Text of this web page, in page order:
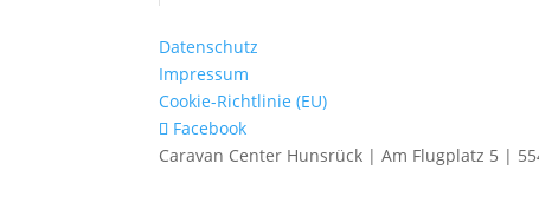
Datenschutz
Impressum
Cookie-Richtlinie (EU)
Facebook
Caravan Center Hunsrück | Am Flugplatz 5 |